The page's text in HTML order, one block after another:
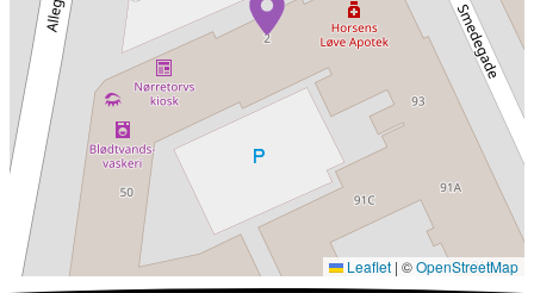
Leaflet | ©OpenStreetMap